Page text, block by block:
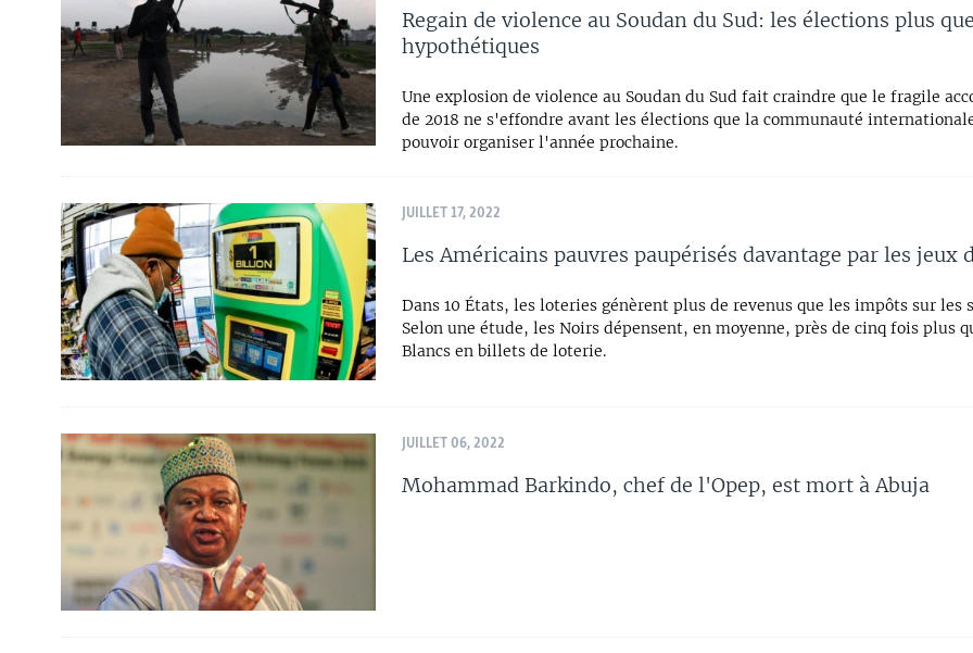
Regain de violence au Soudan du Sud: les élections plus
hypothétiques
Une explosion de violence au Soudan du Sud fait craindre que le fragile
de 2018 ne s'effondre avant les élections que la communauté
pouvoir organiser l'année prochaine.
JUILLET 17, 2022
Les Américains pauvres paupérisés davantage par les jeux
Dans 10 États, les loteries génèrent plus de revenus que les impôts sur les
Selon une étude, les Noirs dépensent, en moyenne, près de cinq fois plus
Blancs en billets de loterie.
JUILLET 06, 2022
Mohammad Barkindo, chef de l'Opep, est mort à Abuja